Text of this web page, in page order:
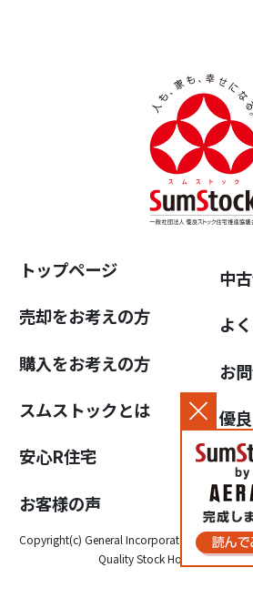
トップページ
売却をお考えの方
購入をお考えの方
スムストックとは
安心R住宅
お客様の声
中
よ
お
優
推
個
Copyright(c) General Incorporated
Quality Stock Housing, All